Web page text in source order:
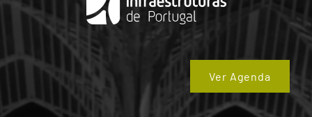
Ver Agenda